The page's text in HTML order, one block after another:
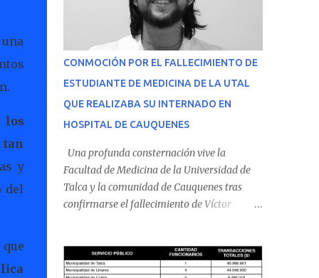
los
y
del
CONMOCIÓN POR EL FALLECIMIENTO DE
ESTUDIANTE DE MEDICINA DE LA UTAL
QUE REALIZABA SU INTERNADO EN
HOSPITAL DE CAUQUENES
Una profunda consternación vive la
Facultad de Medicina de la Universidad de
Talca y la comunidad de Cauquenes tras
confirmarse el fallecimiento de Víctor
Cauquenes. De acuerdo con los antecedentes
conocidos, el joven se presentó a cumplir su